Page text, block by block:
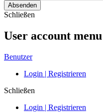
Absenden
Schließen
User account menu
Benutzer
Login | Registrieren
Schließen
Login | Registrieren